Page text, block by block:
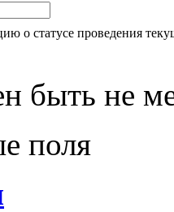
о статусе проведения
быть не
поля